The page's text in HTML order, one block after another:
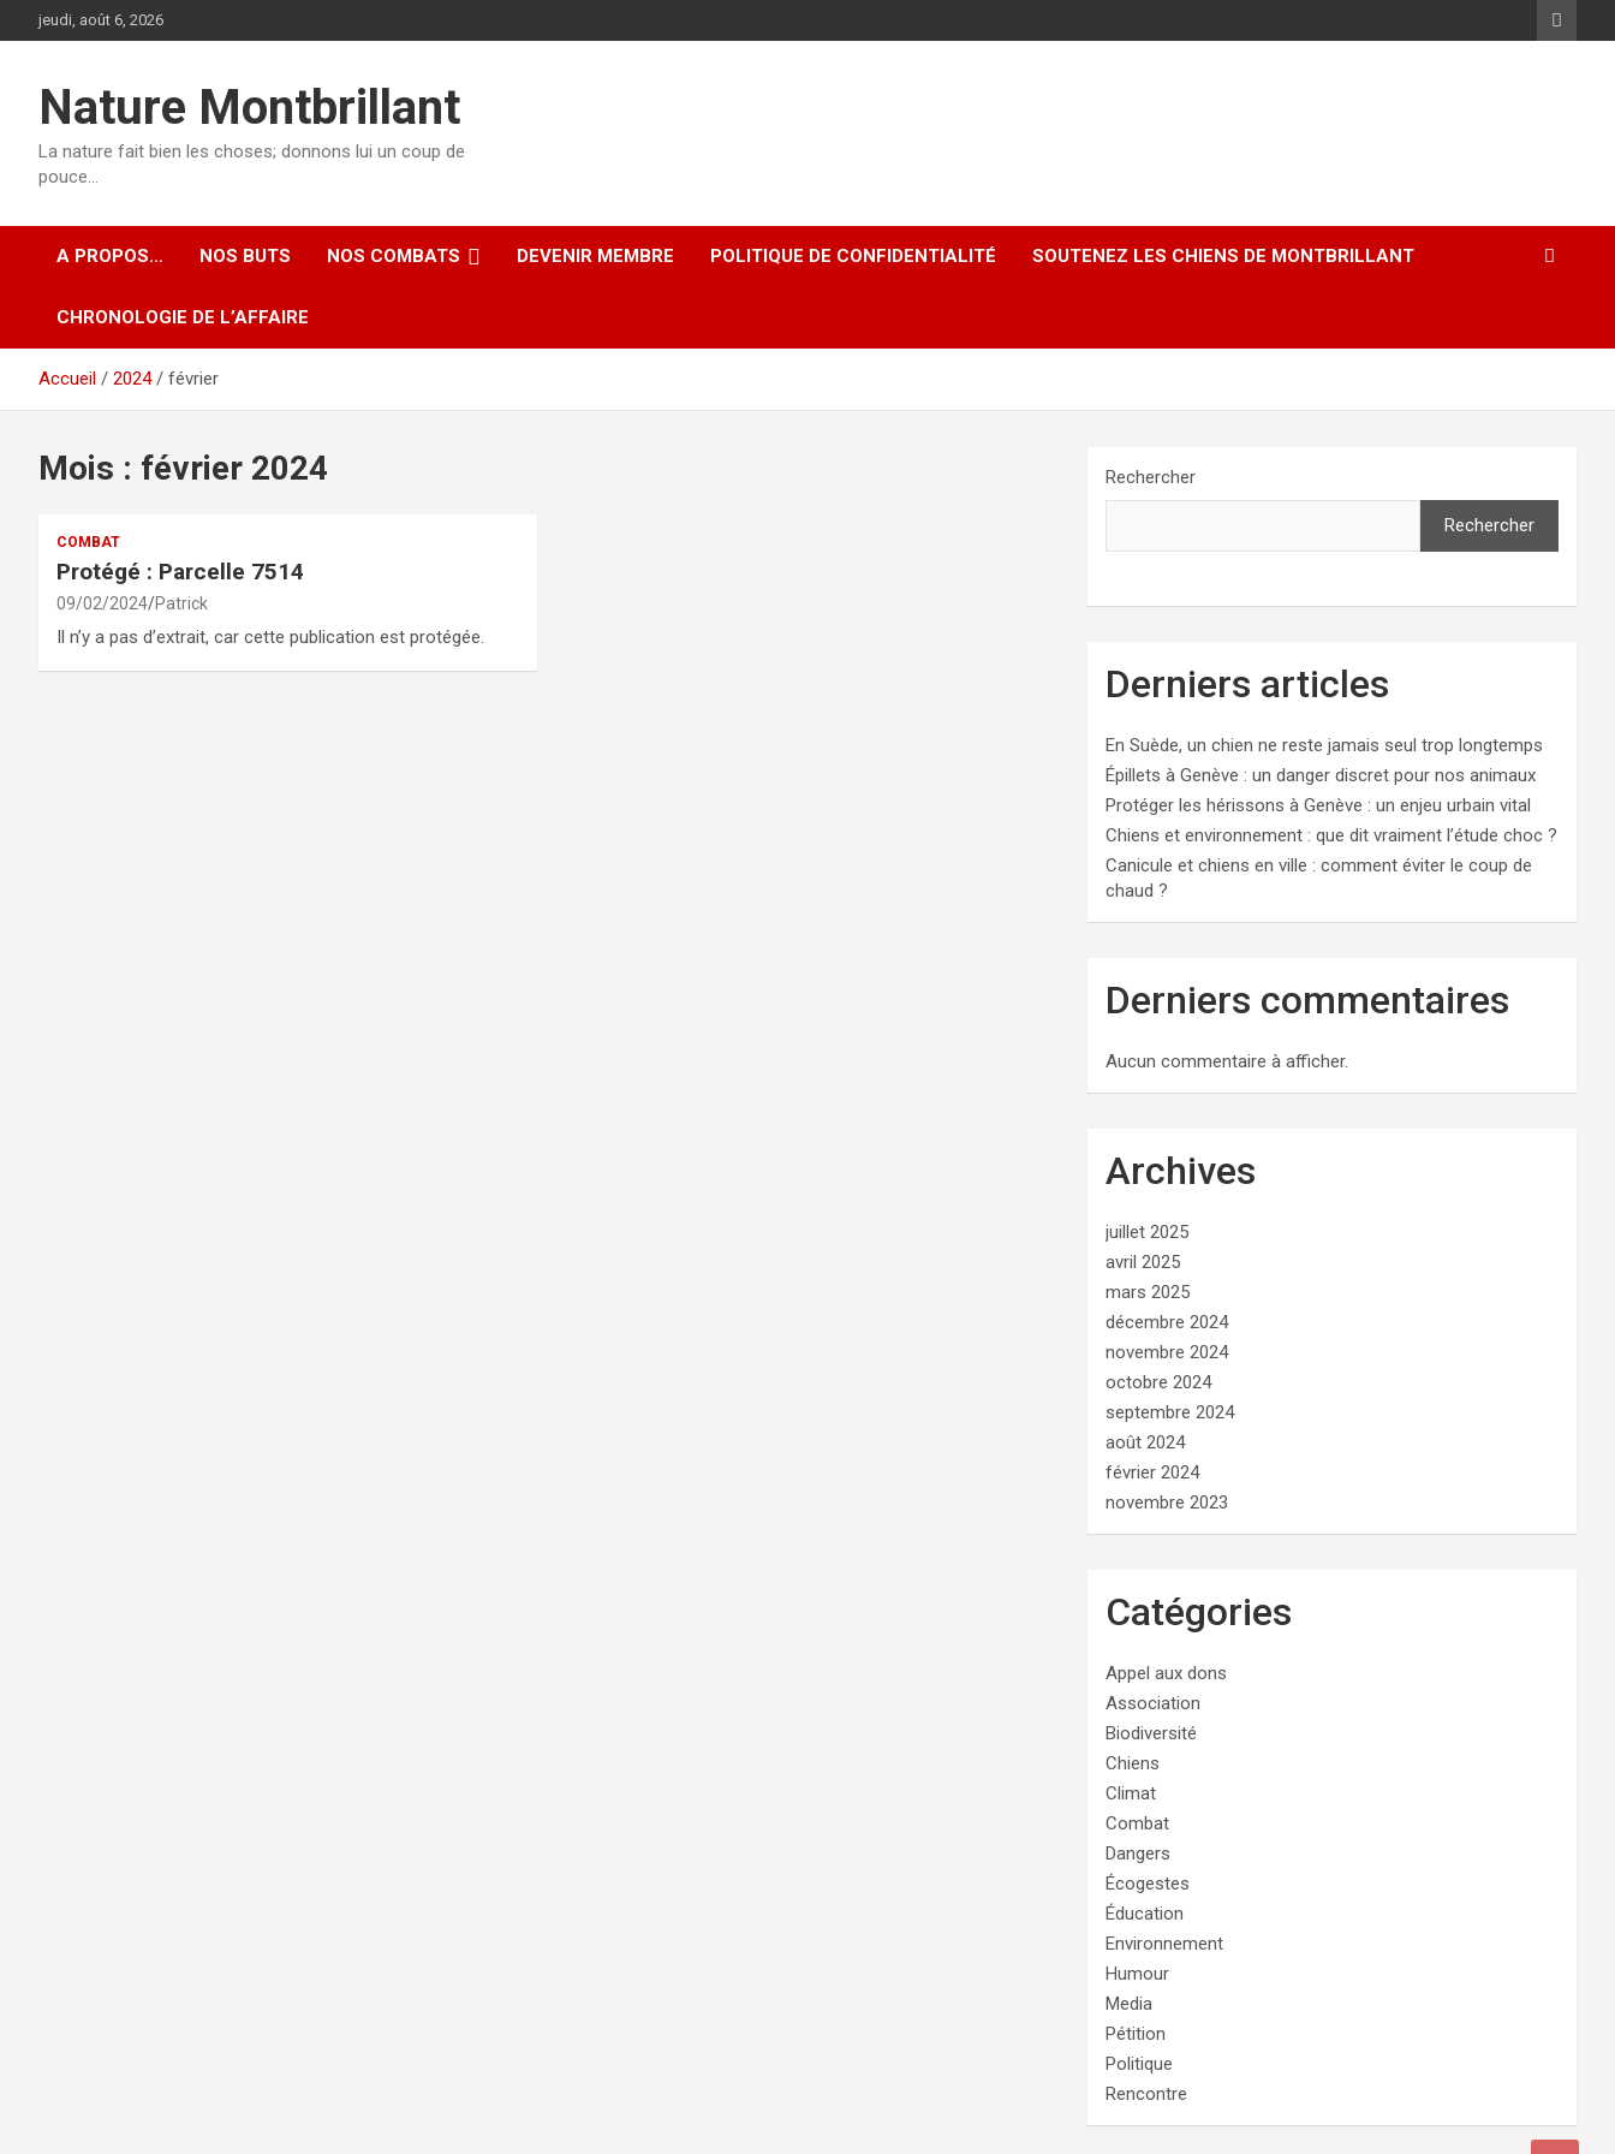
au
jeudi, août 6, 2026
Nature Montbrillant
La nature fait bien les choses; donnons lui un coup de
pouce…
A PROPOS… NOS BUTS NOS COMBATS DEVENIR MEMBRE POLITIQUE DE CONFIDENTIALITÉ SOUTENEZ LES CHIENS DE MONTBRILLANT
CHRONOLOGIE DE L’AFFAIRE
Accueil 2024 février
Mois : février 2024
COMBAT
Protégé : Parcelle 7514
09/02/2024 Patrick
Il n’y a pas d’extrait, car cette publication est protégée.
Rechercher
Rechercher
Derniers articles
En Suède, un chien ne reste jamais seul trop longtemps
Épillets à Genève : un danger discret pour nos animaux
Protéger les hérissons à Genève : un enjeu urbain vital
Chiens et environnement : que dit vraiment l’étude choc ?
Canicule et chiens en ville : comment éviter le coup de
chaud ?
Derniers commentaires
Aucun commentaire à afficher.
Archives
juillet 2025
avril 2025
mars 2025
décembre 2024
novembre 2024
octobre 2024
septembre 2024
août 2024
février 2024
novembre 2023
Catégories
Appel aux dons
Association
Biodiversité
Chiens
Climat
Combat
Dangers
Écogestes
Éducation
Environnement
Humour
Media
Pétition
Politique
Rencontre